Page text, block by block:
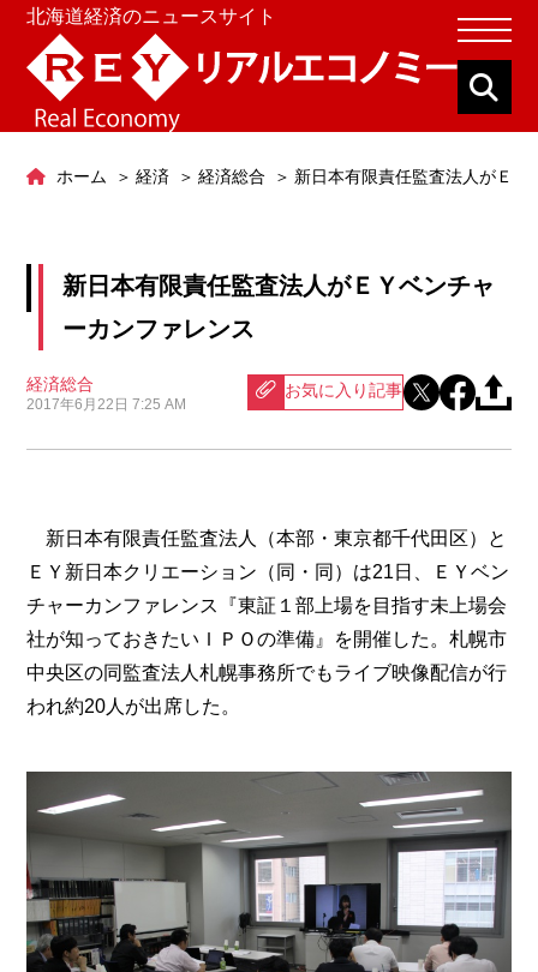
北海道経済のニュースサイト
ホーム 経済 経済総合 新日本有限責任監査法人がＥ
新日本有限責任監査法人がＥＹベンチャ
ーカンファレンス
経済総合
2017年6月22日 7:25 AM
お気に入り記事
新日本有限責任監査法人（本部・東京都千代田区）と
ＥＹ新日本クリエーション（同・同）は21日、ＥＹベン
チャーカンファレンス『東証１部上場を目指す未上場会
社が知っておきたいＩＰＯの準備』を開催した。札幌市
中央区の同監査法人札幌事務所でもライブ映像配信が行
われ約20人が出席した。